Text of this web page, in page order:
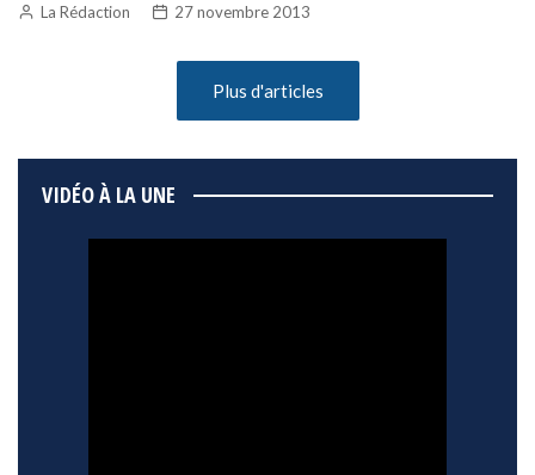
La Rédaction 27 novembre 2013
Plus d'articles
VIDÉO À LA UNE